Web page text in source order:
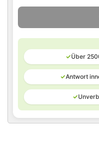
✓Über
✓Antwort
✓